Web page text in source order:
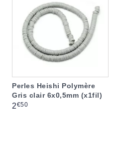
Perles Heishi Polymère
Gris clair 6x0,5mm (x1fil)
Prix
2€50